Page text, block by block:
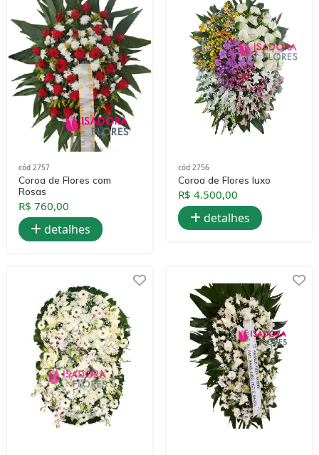
cód 2757
Coroa de Flores com
Rosas
R$ 760,00
detalhes
cód 2756
Coroa de Flores luxo
R$ 4.500,00
detalhes